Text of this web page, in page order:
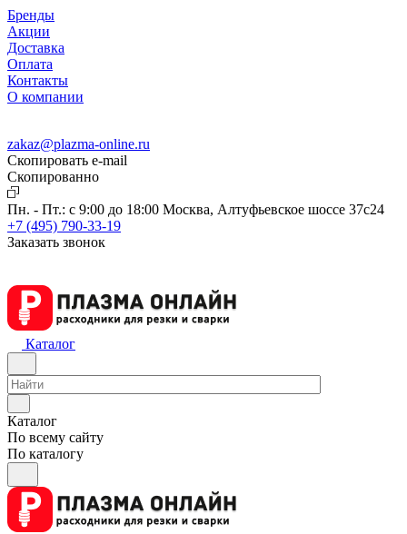
Бренды
Акции
Доставка
Оплата
Контакты
О компании
zakaz@plazma-online.ru
Скопировать e-mail
Cкопированно
Пн. - Пт.: с 9:00 до 18:00 Москва, Алтуфьевское шоссе 37с24
+7 (495) 790-33-19
Заказать звонок
Каталог
Каталог
По всему сайту
По каталогу